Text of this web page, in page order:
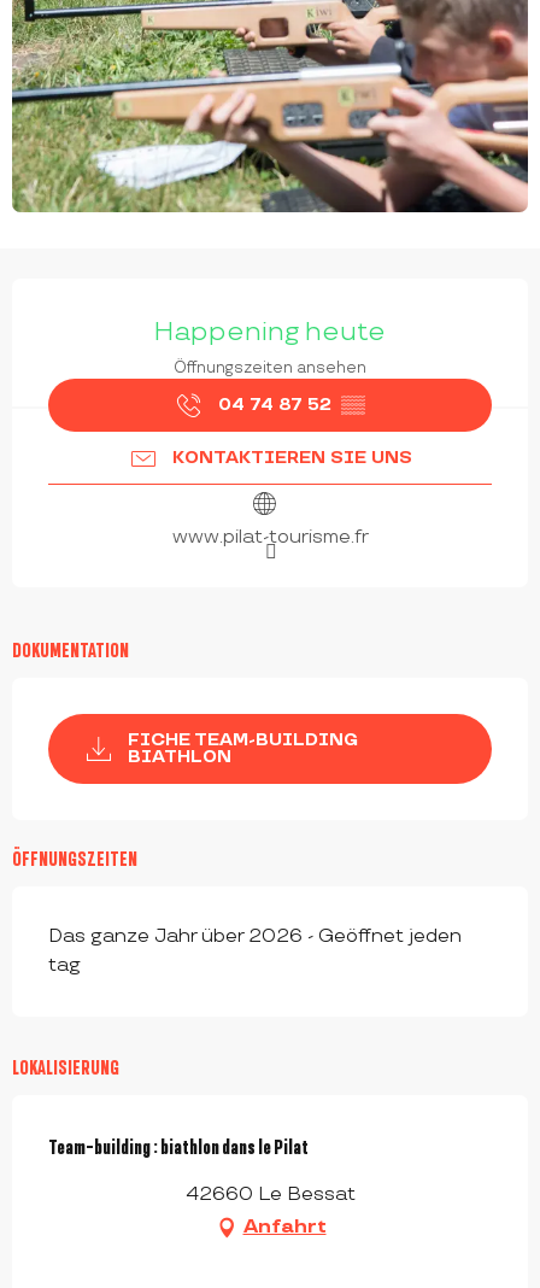
Happening heute
Öffnungszeiten ansehen
04 74 87 52 ▒▒
KONTAKTIEREN SIE UNS
www.pilat-tourisme.fr
DOKUMENTATION
FICHE TEAM-BUILDING
BIATHLON
ÖFFNUNGSZEITEN
Das ganze Jahr über 2026 - Geöffnet jeden
tag
LOKALISIERUNG
Team-building : biathlon dans le Pilat
42660 Le Bessat
Anfahrt